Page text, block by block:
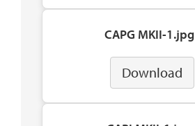
CAPG MKII-1.jpg
Download